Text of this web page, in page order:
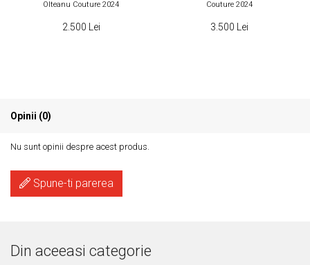
Olteanu Couture 2024
2.500 Lei
Couture 2024
3.500 Lei
Opinii (0)
Nu sunt opinii despre acest produs.
Spune-ti parerea
Din aceeasi categorie